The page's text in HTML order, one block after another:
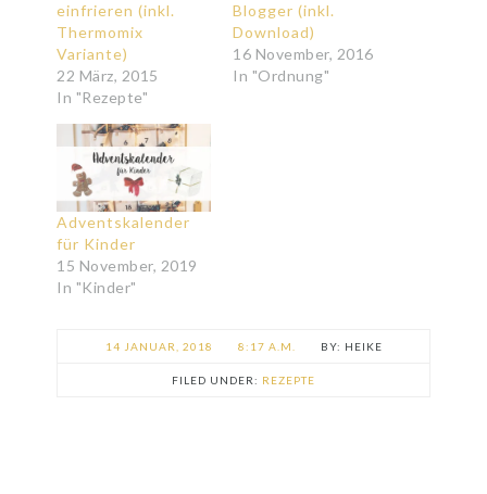
einfrieren (inkl.
Thermomix
Variante)
22 März, 2015
In "Rezepte"
Blogger (inkl.
Download)
16 November, 2016
In "Ordnung"
Adventskalender
für Kinder
15 November, 2019
In "Kinder"
14 JANUAR, 2018 8:17 A.M. HEIKE
FILED UNDER: REZEPTE